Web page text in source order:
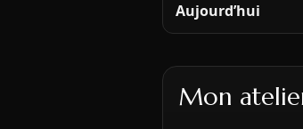
Aujourd’hui
Mon